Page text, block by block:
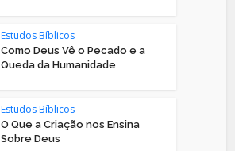
Estudos Bíblicos
Como Deus Vê o Pecado e a
Queda da Humanidade
Estudos Bíblicos
O Que a Criação nos Ensina
Sobre Deus